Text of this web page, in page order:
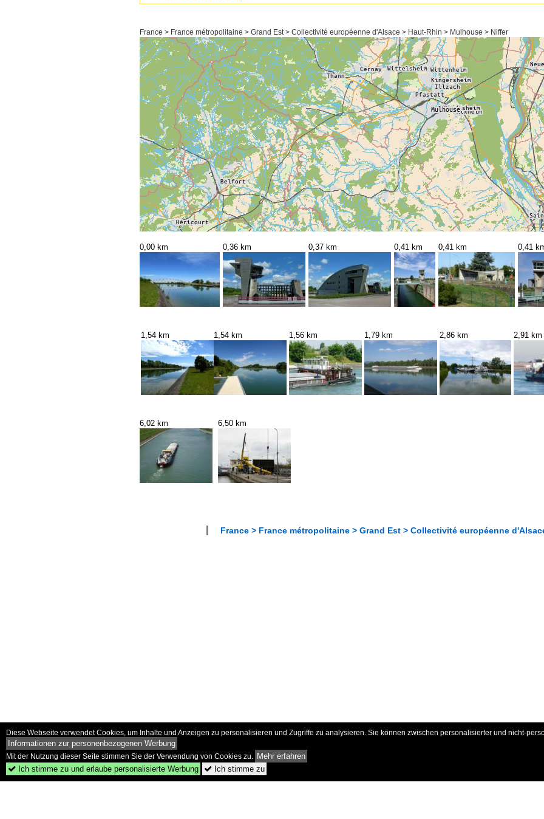
France > France métropolitaine > Grand Est > Collectivité européenne d'Alsace > Haut-Rhin > Mulhouse > Niffer
0,00 km 0,36 km 0,37 km 0,41 km 0,41 km 0,41
1,54 km 1,54 km 1,56 km 1,79 km 2,86 km 2,91 km
6,02 km 6,50 km
France > France métropolitaine > Grand Est > Collectivité européenne
Diese Webseite verwendet Cookies, um Inhalte und Anzeigen zu personalisieren und Zugriffe zu analysieren. Sie können zwischen personalisierter und nicht-
Informationen zur personenbezogenen Werbung
Mit der Nutzung dieser Seite stimmen Sie der Verwendung von Cookies zu. Mehr erfahren
 Ich stimme zu und erlaube personalisierte Werbung  Ich stimme zu